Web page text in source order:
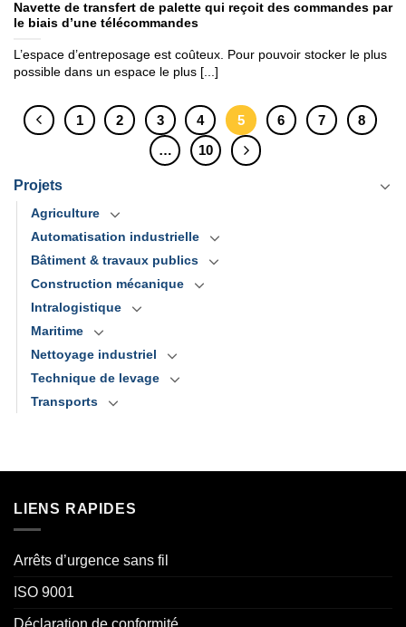
Projets
Agriculture
Automatisation industrielle
Bâtiment & travaux publics
Construction mécanique
Intralogistique
Maritime
Nettoyage industriel
Technique de levage
Transports
Navette de transfert de palette qui reçoit des commandes par
le biais d’une télécommandes
L’espace d’entreposage est coûteux. Pour pouvoir stocker le plus
possible dans un espace le plus [...]
1 2 3 4 5 6 7
8
…
10
LIENS RAPIDES
Arrêts d’urgence sans fil
ISO 9001